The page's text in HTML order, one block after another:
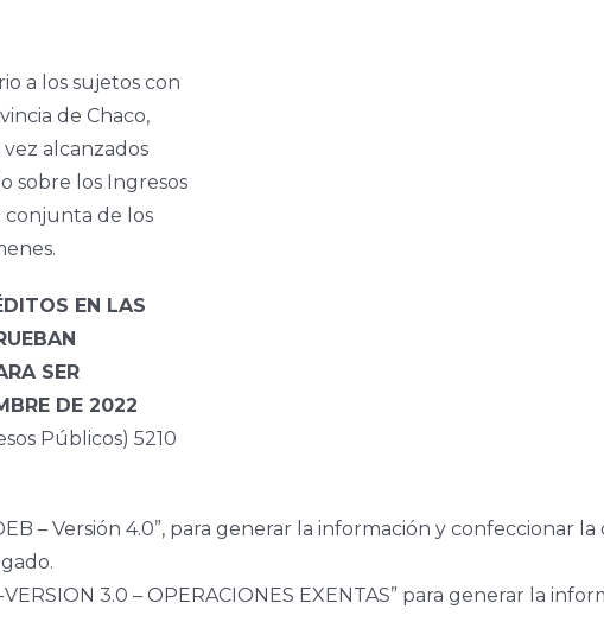
a los sujetos con
de Chaco,
alcanzados
sobre los Ingresos
conjunta de los
EN LAS
SER
DE 2022
Públicos) 5210
– Versión 4.0”, para generar la información y confeccionar
3.0 – OPERACIONES EXENTAS” para generar la